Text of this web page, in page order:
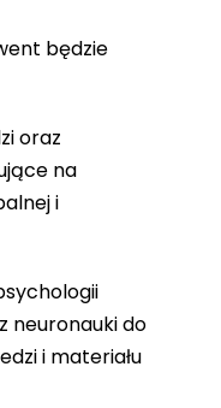
będzie
oraz
na
i
neuronauki do
i materiału